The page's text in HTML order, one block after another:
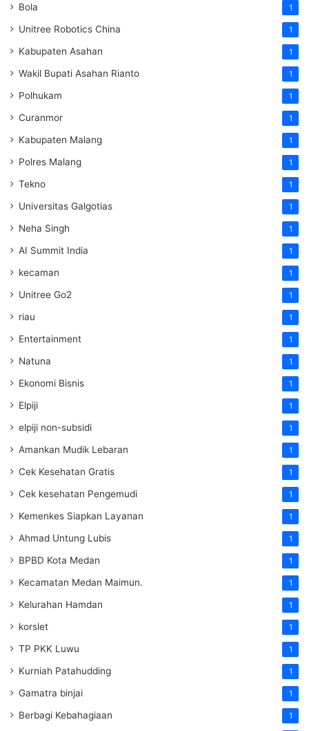
Bola 1
Unitree Robotics China 1
Kabupaten Asahan 1
Wakil Bupati Asahan Rianto 1
Polhukam 1
Curanmor 1
Kabupaten Malang 1
Polres Malang 1
Tekno 1
Universitas Galgotias 1
Neha Singh 1
AI Summit India 1
kecaman 1
Unitree Go2 1
riau 1
Entertainment 1
Natuna 1
Ekonomi Bisnis 1
Elpiji 1
elpiji non-subsidi 1
Amankan Mudik Lebaran 1
Cek Kesehatan Gratis 1
Cek kesehatan Pengemudi 1
Kemenkes Siapkan Layanan 1
Ahmad Untung Lubis 1
BPBD Kota Medan 1
Kecamatan Medan Maimun. 1
Kelurahan Hamdan 1
korslet 1
TP PKK Luwu 1
Kurniah Patahudding 1
Gamatra binjai 1
Berbagi Kebahagiaan 1